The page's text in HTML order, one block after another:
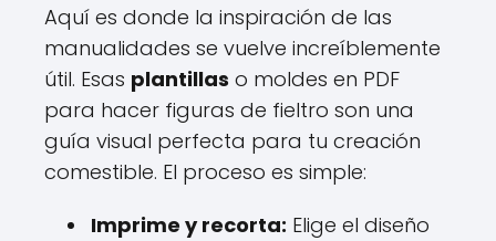
Aquí es donde la inspiración de las
manualidades se vuelve increíblemente
útil. Esas plantillas o moldes en PDF
para hacer figuras de fieltro son una
guía visual perfecta para tu creación
comestible. El proceso es simple:
Imprime y recorta: Elige el diseño